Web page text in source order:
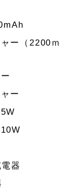
ー（2200ｍ
ー
器